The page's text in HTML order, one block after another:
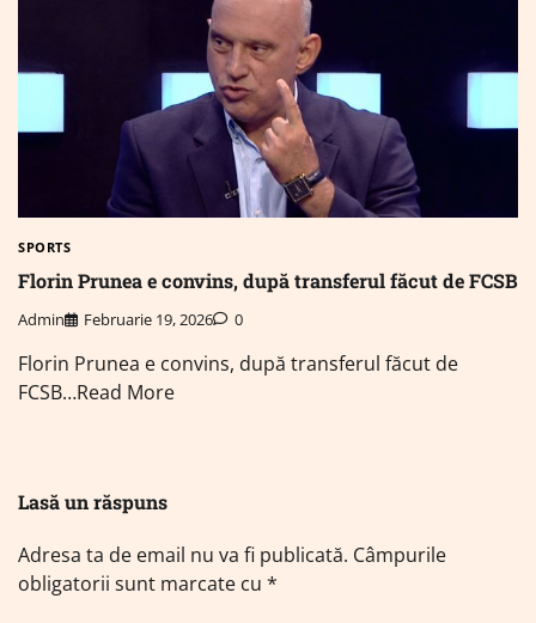
SPORTS
Florin Prunea e convins, după transferul făcut de FCSB
Admin Februarie 19, 2026 0
Florin Prunea e convins, după transferul făcut de
FCSB…Read More
Lasă un răspuns
Adresa ta de email nu va fi publicată. Câmpurile
obligatorii sunt marcate cu *